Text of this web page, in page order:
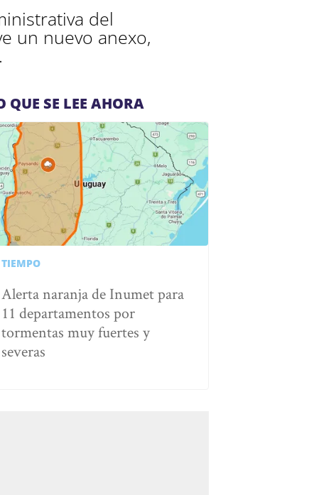
del
un nuevo anexo,
QUE SE LEE AHORA
TIEMPO
Alerta naranja de Inumet para
11 departamentos por
tormentas muy fuertes y
severas